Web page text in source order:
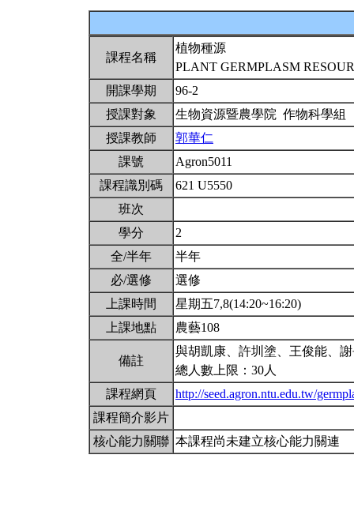
課程名稱
植物種源
PLANT GERMPLASM
開課學期
96-2
授課對象
生物資源暨農學院 作物科學組
授課教師
郭華仁
課號
Agron5011
課程識別碼
621 U5550
班次
學分
2
全/半年
半年
必/選修
選修
上課時間
星期五7,8(14:20~16:20)
上課地點
農藝108
備註
與胡凱康、許圳塗、王俊能、
總人數上限：30人
課程網頁
http://seed.agron.ntu.edu.tw/
課程簡介影片
核心能力關聯 本課程尚未建立核心能力關連